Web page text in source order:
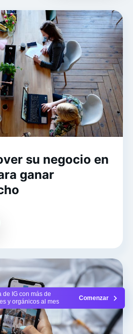
de IG con más de
y orgánicos al mes
Comenzar
su negocio en
ganar